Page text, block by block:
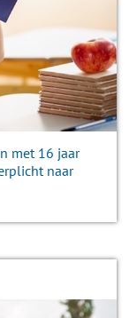
met 16 jaar
naar